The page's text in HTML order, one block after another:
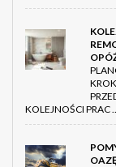
KOLEJNOŚCI PRAC